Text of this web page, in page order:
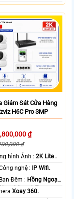
Giám Sát Cửa Hàng
H6C Pro 3MP
₫
₫
hình Ảnh :2K Lite .
⚒ Camera Công nghệ :
IP Wifi.
🔅 Tầm Xa Ban Đêm : Hồng Ngoại
Smart IR.
Xoay 360.